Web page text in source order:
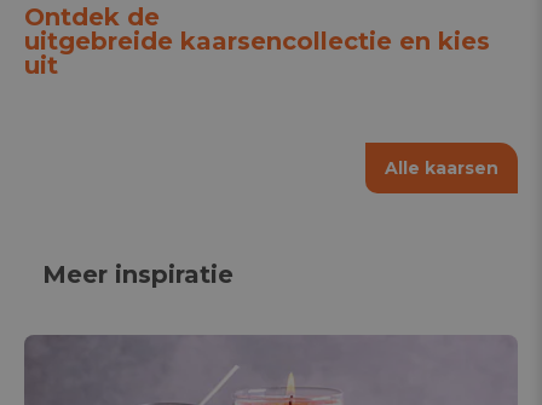
Ontdek de
uitgebreide kaarsencollectie en kies
uit
Alle kaarsen
Meer inspiratie